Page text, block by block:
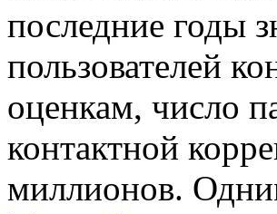
последние годы
пользователей
оценкам, число
контактной
миллионов.